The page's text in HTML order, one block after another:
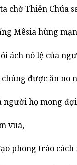
chờ Thiên Chúa
Mêsia hùng
ách nô lệ của
được ăn no
người họ mong
vua,
phong trào cách